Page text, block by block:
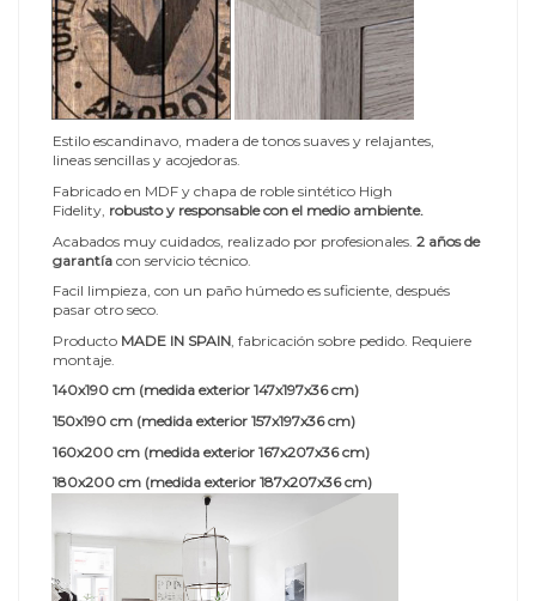
Estilo escandinavo, madera de tonos suaves y relajantes,
lineas sencillas y acojedoras.
Fabricado en MDF y chapa de roble sintético High
Fidelity, robusto y responsable con el medio ambiente.
Acabados muy cuidados, realizado por profesionales. 2 años de
garantía con servicio técnico.
Facil limpieza, con un paño húmedo es suficiente, después
pasar otro seco.
Producto MADE IN SPAIN , fabricación sobre pedido. Requiere
montaje.
140x190 cm (medida exterior 147x197x36 cm)
150x190 cm (medida exterior 157x197x36 cm)
160x200 cm (medida exterior 167x207x36 cm)
180x200 cm (medida exterior 187x207x36 cm)